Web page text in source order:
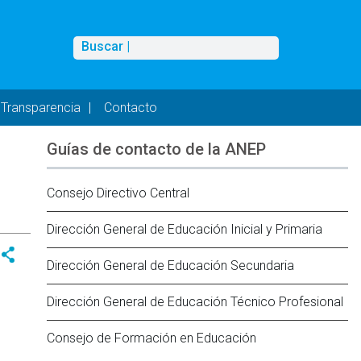
Buscar
Buscar |
Transparencia Contacto
Guías de contacto de la ANEP
Consejo Directivo Central
Dirección General de Educación Inicial y Primaria
Dirección General de Educación Secundaria
Dirección General de Educación Técnico Profesional
Consejo de Formación en Educación